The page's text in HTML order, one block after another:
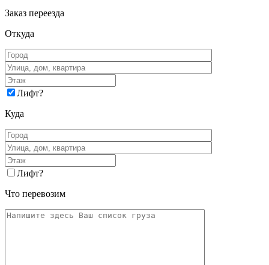
Заказ переезда
Откуда
Лифт?
Куда
Лифт?
Что перевозим